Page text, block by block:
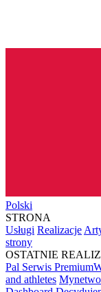
Polski
STRONA
Usługi Realizacje
strony
OSTATNIE
Pal Serwis
and athletes